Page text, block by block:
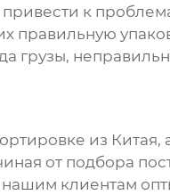
к
правильную
грузы,
из Китая,
от подбора
нашим клиентам